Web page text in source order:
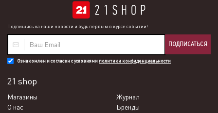
Подпишись на наши новости и будь первым в курсе событий!
ПОДПИСАТЬСЯ
Ознакомлен и согласен с условиями политики конфиденциальности
21 shop
Магазины
Журнал
О нас
Бренды